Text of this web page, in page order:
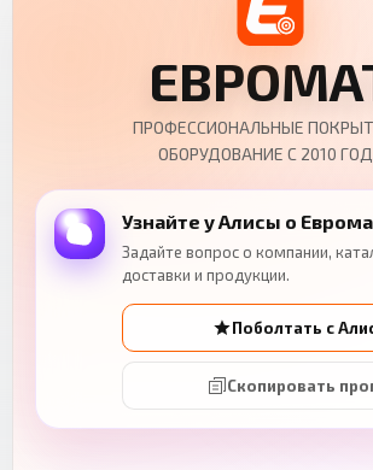
ПРОФЕССИОНАЛЬНЫЕ
ОБОРУДОВАНИЕ С 2010
Узнайте у Алисы о
Задайте вопрос о компании,
доставки и продукции.
Поболтать с
Скопировать